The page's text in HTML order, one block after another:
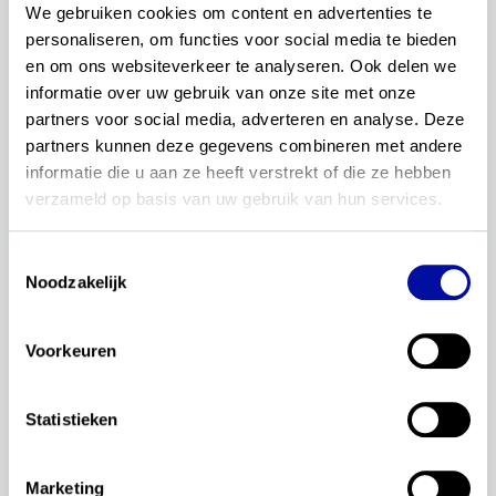
We gebruiken cookies om content en advertenties te
personaliseren, om functies voor social media te bieden
en om ons websiteverkeer te analyseren. Ook delen we
informatie over uw gebruik van onze site met onze
partners voor social media, adverteren en analyse. Deze
partners kunnen deze gegevens combineren met andere
informatie die u aan ze heeft verstrekt of die ze hebben
verzameld op basis van uw gebruik van hun services.
Noodzakelijk
Voorkeuren
Statistieken
Marketing
Onderzoek of de vaste opbouw van
kerndoelen en eindtermen met doelzin –
uitwerking – te denken valt aan ook bruikbaar
is voor het beschrijven van de vakspecifieke
kennisbases, met name deTe denken valt aan
als illustraties en voorbeelden.
Beschrijf het curriculumbekwaam handelen
niet alleen in het generieke deel, maar
beschrijf het ook vakspecifiek, zodat
met leermiddelen.
kennisbasis, waarin de kennis en vaardigheden zijn
vastgelegd die een pas afgestudeerde leraar moet
kennisbasis met een generiek deel en een vakdeel.